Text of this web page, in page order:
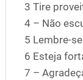
3 Tire
4 – Não
5 Lembre-
6 Esteja
7 –